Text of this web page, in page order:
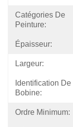
Catégories De
Peinture:
Épaisseur:
Largeur:
Identification De
Bobine:
Ordre Minimum: